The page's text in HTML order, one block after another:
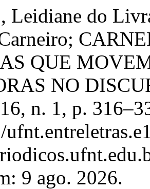
Leidiane do
QUE
NO
n. 1, p.
9 ago. 2026.